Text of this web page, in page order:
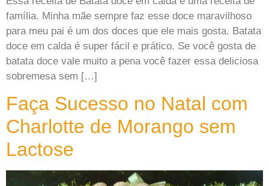
família. Minha mãe sempre faz esse doce maravilhoso
para meu pai é um dos doces que ele mais gosta. Batata
doce em calda é super fácil e prático. Se você gosta de
batata doce vale muito a pena você fazer essa deliciosa
sobremesa sem […]
Faça Sucesso no Natal com
Charlotte de Morango sem
Lactose